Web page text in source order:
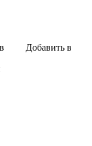
Добавить в